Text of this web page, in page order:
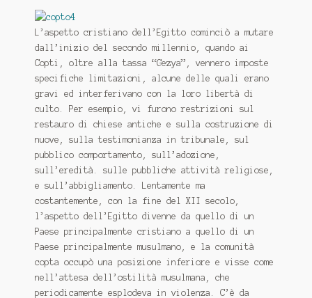
L’aspetto cristiano dell’Egitto cominciò a mutare
dall’inizio del secondo millennio, quando ai
Copti, oltre alla tassa “Gezya”, vennero imposte
specifiche limitazioni, alcune delle quali erano
gravi ed interferivano con la loro libertà di
culto. Per esempio, vi furono restrizioni sul
restauro di chiese antiche e sulla costruzione di
nuove, sulla testimonianza in tribunale, sul
pubblico comportamento, sull’adozione,
sull’eredità. sulle pubbliche attività religiose,
e sull’abbigliamento. Lentamente ma
costantemente, con la fine del XII secolo,
l’aspetto dell’Egitto divenne da quello di un
Paese principalmente cristiano a quello di un
Paese principalmente musulmano, e la comunità
copta occupò una posizione inferiore e visse come
nell’attesa dell’ostilità musulmana, che
periodicamente esplodeva in violenza. C’è da